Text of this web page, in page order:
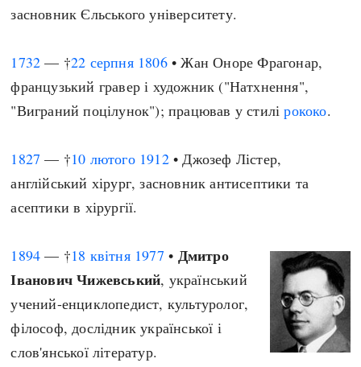
засновник Єльського університету.
1732 — †22 серпня 1806• Жан Оноре Фрагонар,
французький гравер і художник ("Натхнення",
"Виграний поцілунок"); працював у стилірококо.
1827 — †10 лютого 1912• Джозеф Лістер,
англійський хірург, засновник антисептики та
асептики в хірургії.
1894 — †18 квітня 1977 • Дмитро
Іванович Чижевський, український
учений-енциклопедист, культуролог,
філософ, дослідник української і
слов'янської літератур.